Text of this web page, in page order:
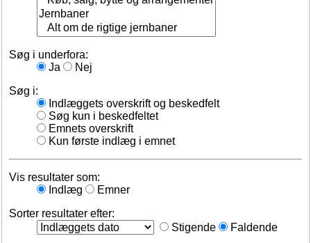
Søg i underfora:
Ja
Nej
Søg i:
Indlæggets overskrift og beskedfelt
Søg kun i beskedfeltet
Emnets overskrift
Kun første indlæg i emnet
Vis resultater som:
Indlæg
Emner
Sorter resultater efter:
Stigende
Faldende